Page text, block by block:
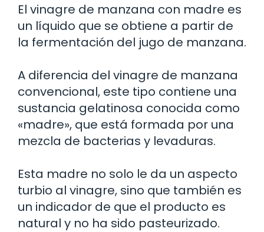
El vinagre de manzana con madre es
un líquido que se obtiene a partir de
la fermentación del jugo de manzana.
A diferencia del vinagre de manzana
convencional, este tipo contiene una
sustancia gelatinosa conocida como
«madre», que está formada por una
mezcla de bacterias y levaduras.
Esta madre no solo le da un aspecto
turbio al vinagre, sino que también es
un indicador de que el producto es
natural y no ha sido pasteurizado.